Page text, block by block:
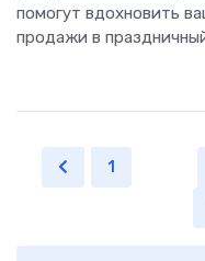
помогут вдохновить
продажи в
1